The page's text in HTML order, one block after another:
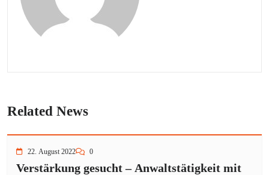
Related News
22. August 2022 0
Verstärkung gesucht – Anwaltstätigkeit mit